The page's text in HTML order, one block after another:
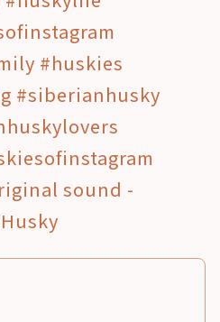
#huskies
#siberianhusky
sound -